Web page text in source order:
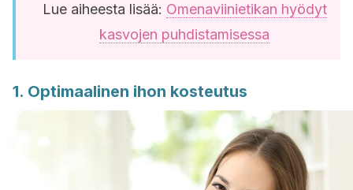
Lue aiheesta lisää: Omenaviinietikan hyödyt
kasvojen puhdistamisessa
1. Optimaalinen ihon kosteutus